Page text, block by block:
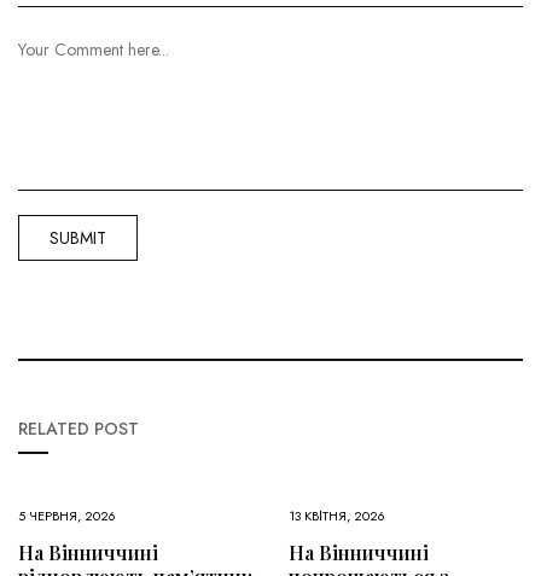
RELATED POST
5 ЧЕРВНЯ, 2026
На Вінниччині
13 КВІТНЯ, 2026
На Вінниччині